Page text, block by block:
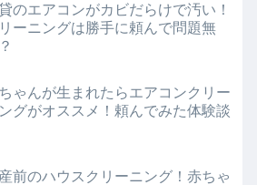
のエアコンがカビだらけで汚い！
ーニングは勝手に頼んで問題無
ゃんが生まれたらエアコンクリー
グがオススメ！頼んでみた体験談
前のハウスクリーニング！赤ちゃ